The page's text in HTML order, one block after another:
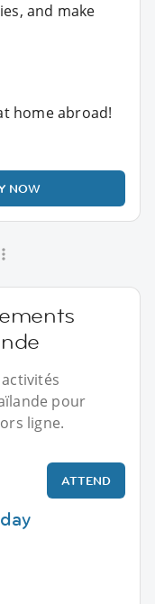
and make
home abroad!
NOW
pour
ligne.
ATTEND